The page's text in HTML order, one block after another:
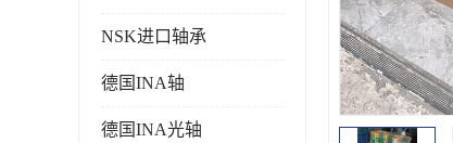
NSK进口轴承
德国INA轴
德国INA光轴